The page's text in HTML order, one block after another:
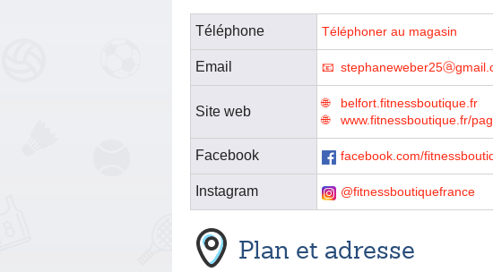
Téléphone Téléphoner au magasin
Email
Site web
belfort.fitnessboutique.fr
www.fitnessboutique.fr/
Facebook facebook.com/
Instagram @fitnessboutiquefrance
Plan et adresse